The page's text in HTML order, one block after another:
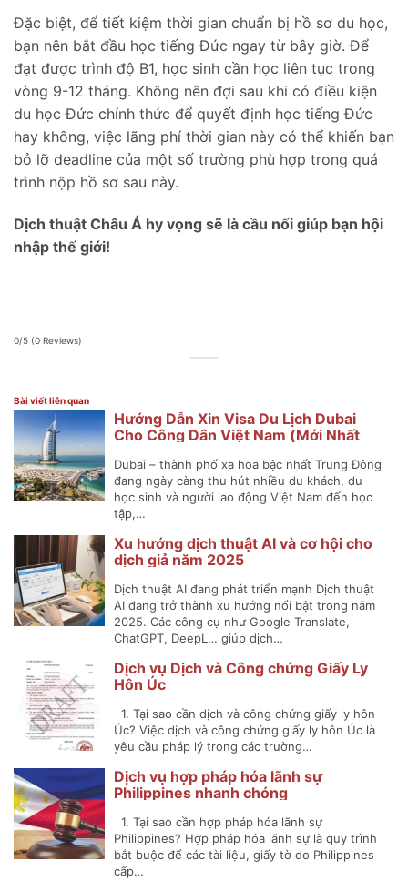
Đặc biệt, để tiết kiệm thời gian chuẩn bị hồ sơ du học,
bạn nên bắt đầu học tiếng Đức ngay từ bây giờ. Để
đạt được trình độ B1, học sinh cần học liên tục trong
vòng 9-12 tháng. Không nên đợi sau khi có điều kiện
du học Đức chính thức để quyết định học tiếng Đức
hay không, việc lãng phí thời gian này có thể khiến bạn
bỏ lỡ deadline của một số trường phù hợp trong quá
trình nộp hồ sơ sau này.
Dịch thuật Châu Á hy vọng sẽ là cầu nối giúp bạn hội
nhập thế giới!
0/5 (0 Reviews)
Bài viết liên quan
Hướng Dẫn Xin Visa Du Lịch Dubai
Cho Công Dân Việt Nam (Mới Nhất
Dubai – thành phố xa hoa bậc nhất Trung Đông
đang ngày càng thu hút nhiều du khách, du
học sinh và người lao động Việt Nam đến học
tập,…
Xu hướng dịch thuật AI và cơ hội cho
dịch giả năm 2025
Dịch thuật AI đang phát triển mạnh Dịch thuật
AI đang trở thành xu hướng nổi bật trong năm
2025. Các công cụ như Google Translate,
ChatGPT, DeepL… giúp dịch…
Dịch vụ Dịch và Công chứng Giấy Ly
Hôn Úc
1. Tại sao cần dịch và công chứng giấy ly hôn
Úc? Việc dịch và công chứng giấy ly hôn Úc là
yêu cầu pháp lý trong các trường…
Dịch vụ hợp pháp hóa lãnh sự
Philippines nhanh chóng
1. Tại sao cần hợp pháp hóa lãnh sự
Philippines? Hợp pháp hóa lãnh sự là quy trình
bắt buộc để các tài liệu, giấy tờ do Philippines
cấp…